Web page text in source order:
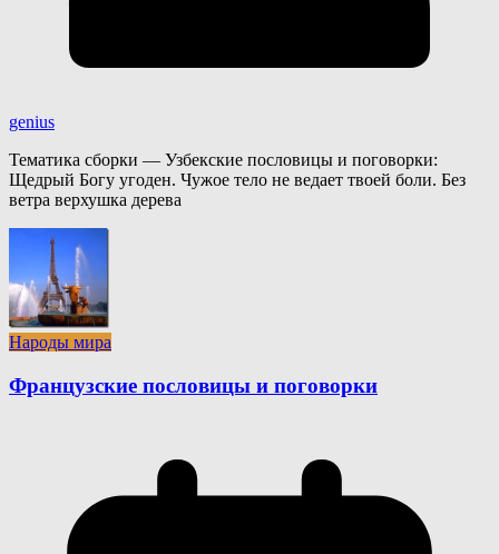
genius
Тематика сборки — Узбекские пословицы и поговорки:
Щедрый Богу угоден. Чужое тело не ведает твоей боли. Без
ветра верхушка дерева
Народы мира
Французские пословицы и поговорки